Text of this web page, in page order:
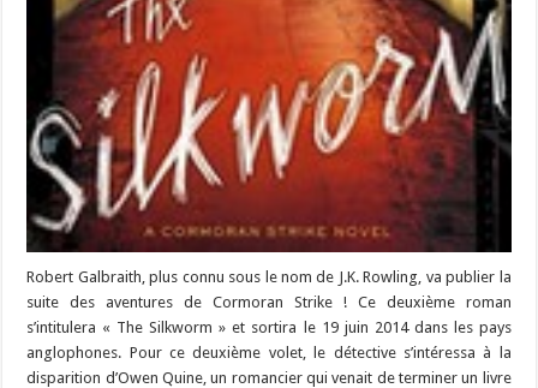
Robert Galbraith, plus connu sous le nom de J.K. Rowling, va publier la
suite des aventures de Cormoran Strike ! Ce deuxième roman
s’intitulera « The Silkworm » et sortira le 19 juin 2014 dans les pays
anglophones. Pour ce deuxième volet, le détective s’intéressa à la
disparition d’Owen Quine, un romancier qui venait de terminer un livre